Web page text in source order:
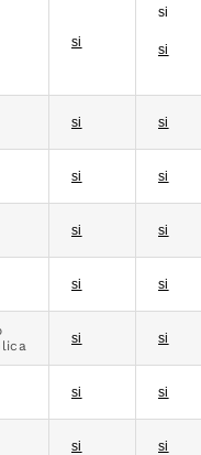
si
si
si
si si
si si
si si
si si
si si
si si
si si